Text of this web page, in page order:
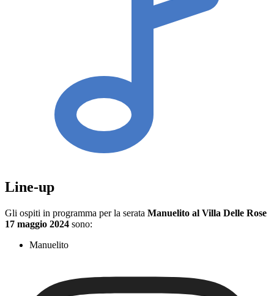
Line-up
Gli ospiti in programma per la serata Manuelito al Villa Delle Rose
17 maggio 2024 sono:
Manuelito